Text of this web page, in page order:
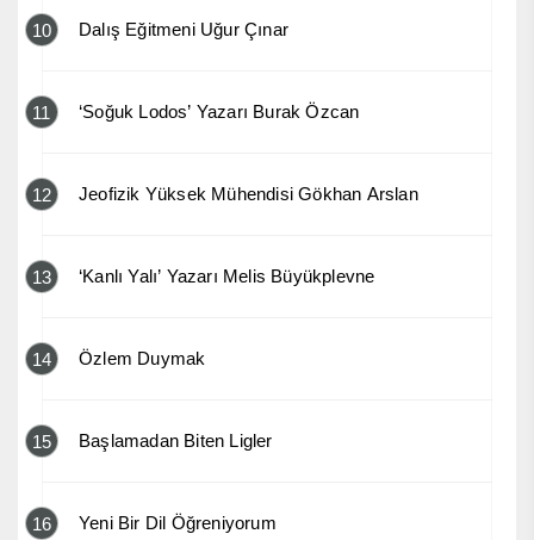
10 Dalış Eğitmeni Uğur Çınar
11 ‘Soğuk Lodos’ Yazarı Burak Özcan
12 Jeofizik Yüksek Mühendisi Gökhan Arslan
13 ‘Kanlı Yalı’ Yazarı Melis Büyükplevne
14 Özlem Duymak
15 Başlamadan Biten Ligler
16 Yeni Bir Dil Öğreniyorum